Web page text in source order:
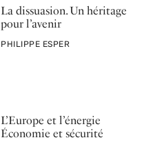
La dissuasion. Un héritage
pour l’avenir
PAR
PHILIPPE ESPER
L’Europe et l’énergie
Économie et sécurité